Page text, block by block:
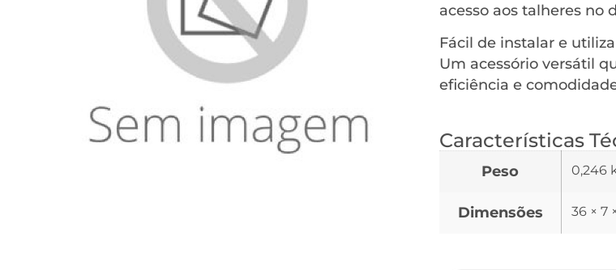
acesso aos talheres no
Fácil de instalar e
Um acessório versátil
eficiência e
Características
Peso 0,246
Dimensões 36 × 7